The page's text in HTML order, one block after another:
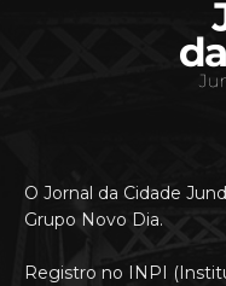
O Jornal da Cidade
Grupo Novo Dia.
Registro no INPI